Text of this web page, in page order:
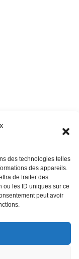
des technologies telles
des appareils.
de traiter des
ou les ID uniques sur ce
peut avoir
de Ventes